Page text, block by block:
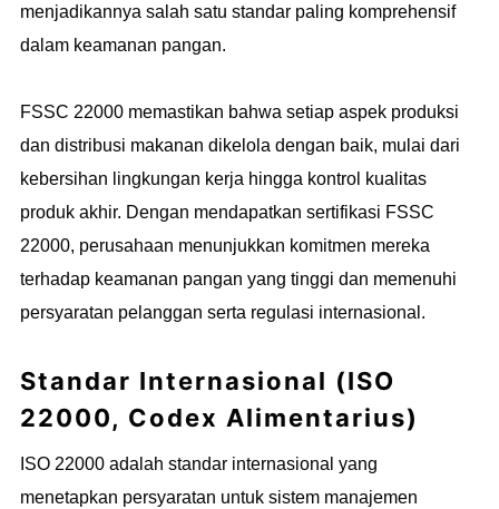
menjadikannya salah satu standar paling komprehensif
dalam keamanan pangan.
FSSC 22000 memastikan bahwa setiap aspek produksi
dan distribusi makanan dikelola dengan baik, mulai dari
kebersihan lingkungan kerja hingga kontrol kualitas
produk akhir. Dengan mendapatkan sertifikasi FSSC
22000, perusahaan menunjukkan komitmen mereka
terhadap keamanan pangan yang tinggi dan memenuhi
persyaratan pelanggan serta regulasi internasional.
Standar Internasional (ISO
22000, Codex Alimentarius)
ISO 22000 adalah standar internasional yang
menetapkan persyaratan untuk sistem manajemen